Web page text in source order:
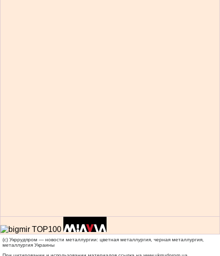
(c) Укррудпром — новости металлургии: цветная металлургия, черная металлургия,
металлургия Украины